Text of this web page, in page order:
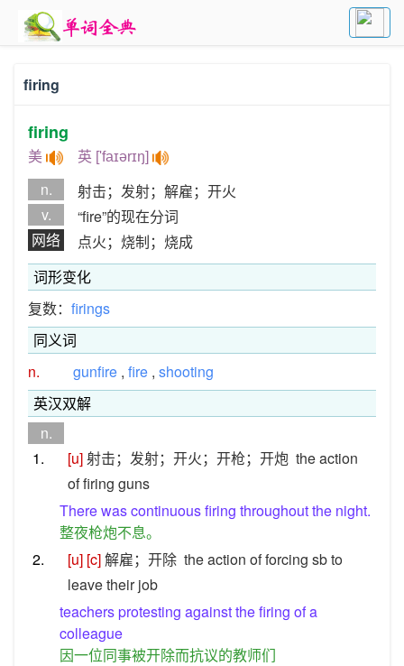
firing
firing
美 英 ['faɪərɪŋ]
n.
射击；发射；解雇；开火
v.
“fire”的现在分词
网络
点火；烧制；烧成
词形变化
复数： firings
同义词
n.
gunfire , fire , shooting
英汉双解
n.
1.
[u]射击；发射；开火；开枪；开炮 the action
of firing guns
There was continuous firing throughout the night.
整夜枪炮不息。
2.
[u] [c]解雇；开除 the action of forcing sb to
leave their job
teachers protesting against the firing of a
colleague
因一位同事被开除而抗议的教师们